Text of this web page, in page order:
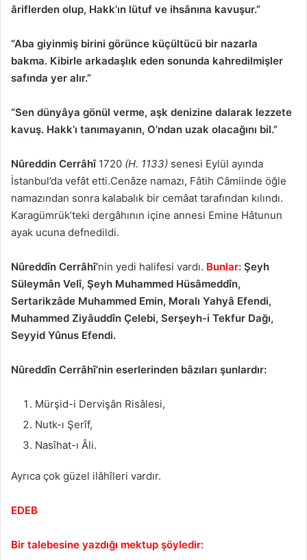
âriflerden olup, Hakk’ın lütuf ve ihsânına kavuşur.”
“Aba giyinmiş birini görünce küçültücü bir nazarla
bakma. Kibirle arkadaşlık eden sonunda kahredilmişler
safında yer alır.”
“Sen dünyâya gönül verme, aşk denizine dalarak lezzete
kavuş. Hakk’ı tanımayanın, O’ndan uzak olacağını bil.”
Nûreddin Cerrâhî1720 (H. 1133) senesi Eylül ayında
İstanbul’da vefât etti.Cenâze namazı, Fâtih Câmiinde öğle
namazından sonra kalabalık bir cemâat tarafından kılındı.
Karagümrük’teki dergâhının içine annesi Emine Hâtunun
ayak ucuna defnedildi.
Nûreddîn Cerrâhî’nin yedi halifesi vardı. Bunlar: Şeyh
Süleymân Velî, Şeyh Muhammed Hüsâmeddîn,
Sertarikzâde Muhammed Emin, Moralı Yahyâ Efendi,
Muhammed Ziyâuddîn Çelebi, Serşeyh-i Tekfur Dağı,
Seyyid Yûnus Efendi.
Nûreddîn Cerrâhî’nin eserlerinden bâzıları şunlardır:
Mürşid-i Dervişân Risâlesi,
Nutk-ı Şerîf,
Nasîhat-ı Âli.
Ayrıca çok güzel ilâhîleri vardır.
EDEB
Bir talebesine yazdığı mektup şöyledir: